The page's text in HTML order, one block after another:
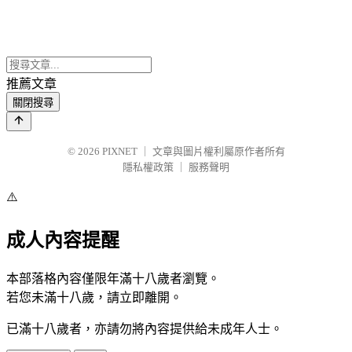
推薦文章
關閉搜尋
© 2026 PIXNET
文章與圖片權利屬原作者所有
隱私權政策
服務聲明
⚠️
成人內容提醒
本部落格內容僅限年滿十八歲者瀏覽。
若您未滿十八歲，請立即離開。
已滿十八歲者，亦請勿將內容提供給未成年人士。